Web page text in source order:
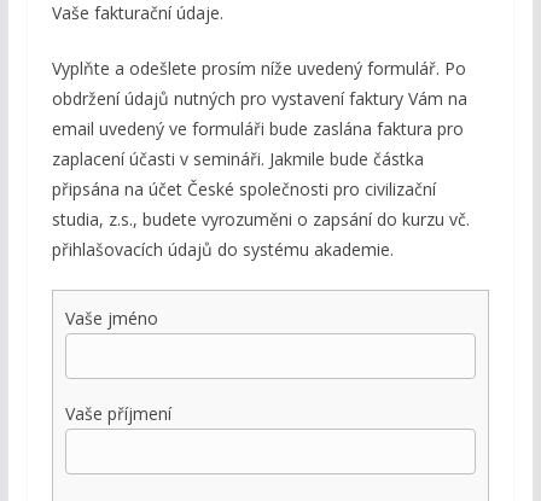
Vaše fakturační údaje.
Vyplňte a odešlete prosím níže uvedený formulář. Po
obdržení údajů nutných pro vystavení faktury Vám na
email uvedený ve formuláři bude zaslána faktura pro
zaplacení účasti v semináři. Jakmile bude částka
připsána na účet České společnosti pro civilizační
studia, z.s., budete vyrozuměni o zapsání do kurzu vč.
přihlašovacích údajů do systému akademie.
Vaše jméno
Vaše příjmení